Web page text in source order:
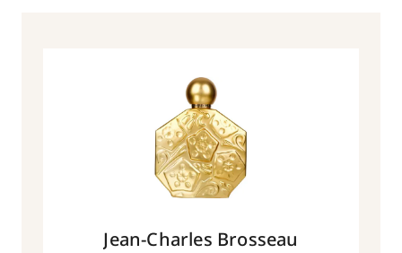
Jean-Charles Brosseau